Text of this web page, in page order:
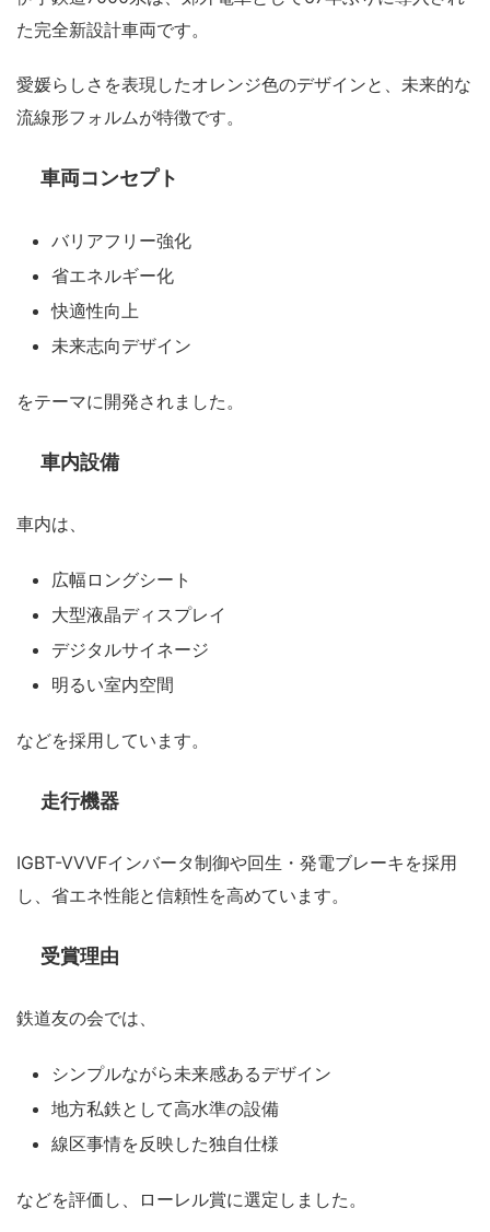
た完全新設計車両です。
愛媛らしさを表現したオレンジ色のデザインと、未来的な
流線形フォルムが特徴です。
車両コンセプト
バリアフリー強化
省エネルギー化
快適性向上
未来志向デザイン
をテーマに開発されました。
車内設備
車内は、
広幅ロングシート
大型液晶ディスプレイ
デジタルサイネージ
明るい室内空間
などを採用しています。
走行機器
IGBT-VVVFインバータ制御や回生・発電ブレーキを採用
し、省エネ性能と信頼性を高めています。
受賞理由
鉄道友の会では、
シンプルながら未来感あるデザイン
地方私鉄として高水準の設備
線区事情を反映した独自仕様
などを評価し、ローレル賞に選定しました。